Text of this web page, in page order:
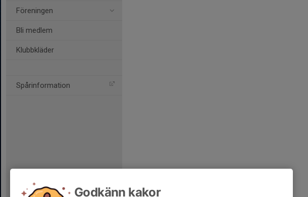
Föreningen
Bli medlem
Klubbkläder
Spårinformation
Godkänn kakor